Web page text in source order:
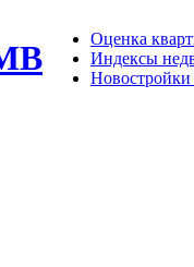
Оценка
Индексы
Новостройки